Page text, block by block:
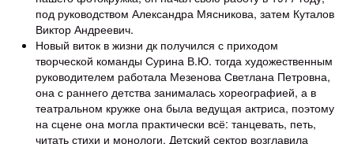
под руководством Александра Мясникова, затем Куталов
Виктор Андреевич.
Новый виток в жизни дк получился с приходом
творческой команды Сурина В.Ю. тогда художественным
руководителем работала Мезенова Светлана Петровна,
она с раннего детства занималась хореографией, а в
театральном кружке она была ведущая актриса, поэтому
на сцене она могла практически всё: танцевать, петь,
читать стихи и монологи. Детский сектор возглавила